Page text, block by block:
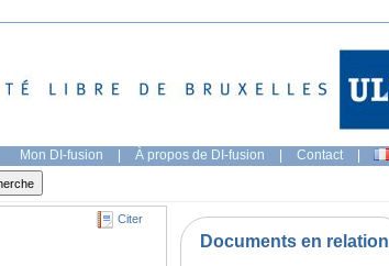
Mon DI-fusion | À propos de DI-fusion | Contact |
Citer
Documents en relation